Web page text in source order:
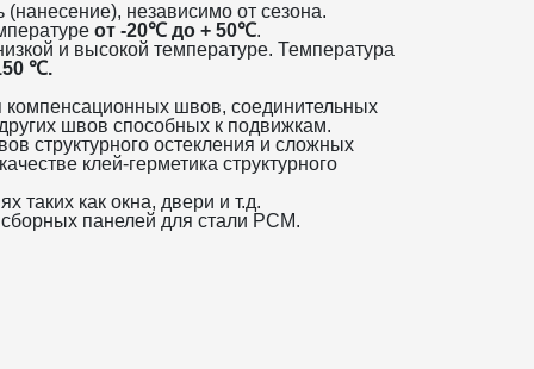
(нанесение), независимо от сезона.
от -20℃ до + 50℃.
и высокой температуре. Температура
℃.
компенсационных швов, соединительных
швов способных к подвижкам.
структурного остекления и сложных
клей-герметика структурного
таких как окна, двери и т.д.
сборных панелей для стали РСМ.